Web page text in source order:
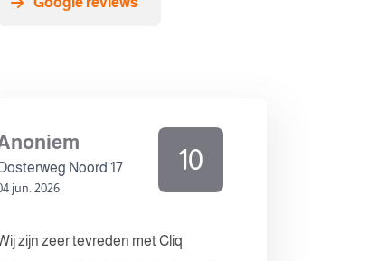
Noord 17
jun. 2026
10
zijn zeer tevreden met Cliq